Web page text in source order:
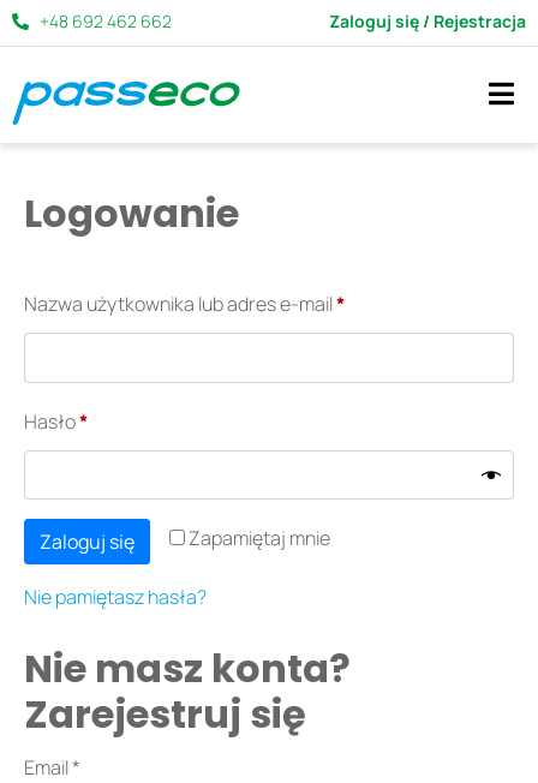
+48 692 462 662 Zaloguj się / Rejestracja
Logowanie
Nazwa użytkownika lub adres e-mail*
Hasło*
Zapamiętaj mnie
Zaloguj się
Nie pamiętasz hasła?
Nie masz konta?
Zarejestruj się
Email*